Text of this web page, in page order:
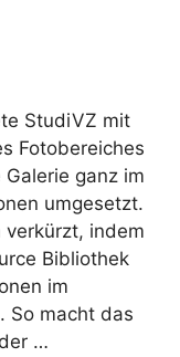
StudiVZ mit
Fotobereiches
ganz im
umgesetzt.
indem
Bibliothek
im
So macht das
…